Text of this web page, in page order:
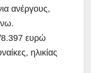
ανέργους,
8.397 ευρώ
ηλικίας